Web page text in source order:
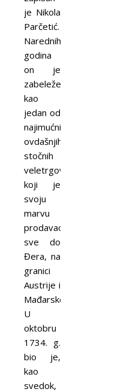
je Nikola
Parčetić.
Narednih
godina
on je
zabeležen
kao
jedan od
najimućnijih
ovdašnjih
stočnih
veletrgovaca,
koji je
svoju
marvu
prodavao
sve do
Đera, na
granici
Austrije i
Mađarske.
U
oktobru
1734. g.
bio je,
kao
svedok,